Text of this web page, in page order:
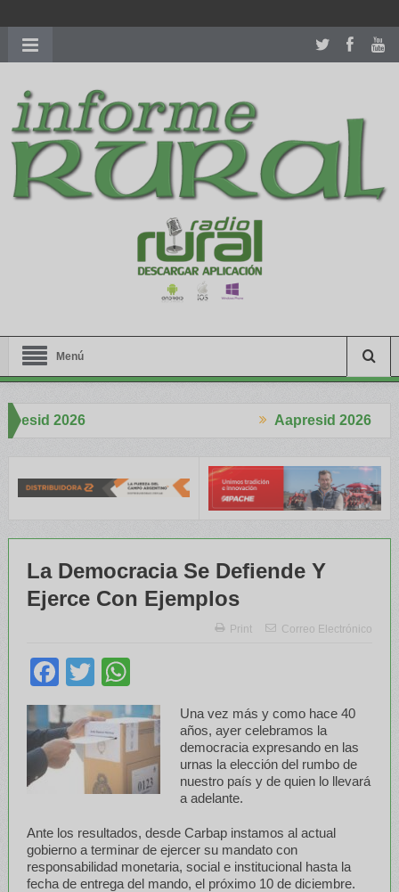
richardmillereplica
women.patekphilippe.tofor sale in usa recognized command with
dining room table ceremony. welcome to our
perfectwatches.is
shop. best youngsexdoll.comwith professional customer
services. 1: 1 design high
https://reallydiamond.com/
Menú
La Democracia Se Defiende Y
Ejerce Con Ejemplos
Print Correo Electrónico
Facebook
Twitter
Una vez más y como hace 40
años, ayer celebramos la
democracia expresando en las
urnas la elección del rumbo de
nuestro país y de quien lo llevará
a adelante.
Ante los resultados, desde Carbap instamos al actual
gobierno a terminar de ejercer su mandato con
responsabilidad monetaria, social e institucional hasta la
fecha de entrega del mando, el próximo 10 de diciembre.